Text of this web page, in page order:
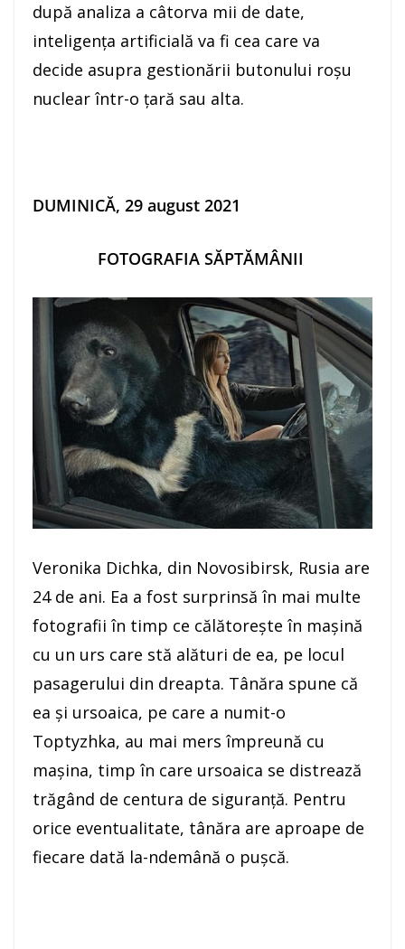
după analiza a câtorva mii de date,
inteligența artificială va fi cea care va
decide asupra gestionării butonului roșu
nuclear într-o țară sau alta.
DUMINICĂ, 29 august 2021
FOTOGRAFIA SĂPTĂMÂNII
Veronika Dichka, din Novosibirsk, Rusia are
24 de ani. Ea a fost surprinsă în mai multe
fotografii în timp ce călătorește în mașină
cu un urs care stă alături de ea, pe locul
pasagerului din dreapta. Tânăra spune că
ea și ursoaica, pe care a numit-o
Toptyzhka, au mai mers împreună cu
mașina, timp în care ursoaica se distrează
trăgând de centura de siguranță. Pentru
orice eventualitate, tânăra are aproape de
fiecare dată la-ndemână o pușcă.